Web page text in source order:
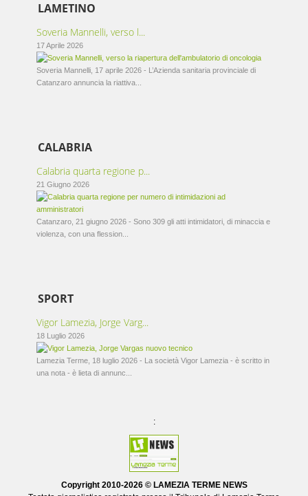
LAMETINO
Soveria Mannelli, verso l...
17 Aprile 2026
Soveria Mannelli, 17 aprile 2026 - L’Azienda sanitaria provinciale di
Catanzaro annuncia la riattiva...
CALABRIA
Calabria quarta regione p...
21 Giugno 2026
Catanzaro, 21 giugno 2026 - Sono 309 gli atti intimidatori, di minaccia e
violenza, con una flession...
SPORT
Vigor Lamezia, Jorge Varg...
18 Luglio 2026
Lamezia Terme, 18 luglio 2026 - La società Vigor Lamezia - è scritto in
una nota - è lieta di annunc...
:
Copyright 2010-2026 © LAMEZIA TERME NEWS